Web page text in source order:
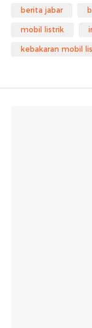
berita jabar
mobil listrik
kebakaran mobil